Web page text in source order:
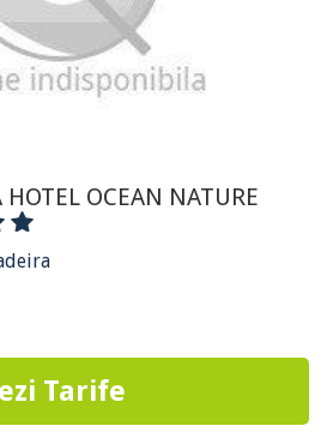
OCEAN NATURE
Tarife